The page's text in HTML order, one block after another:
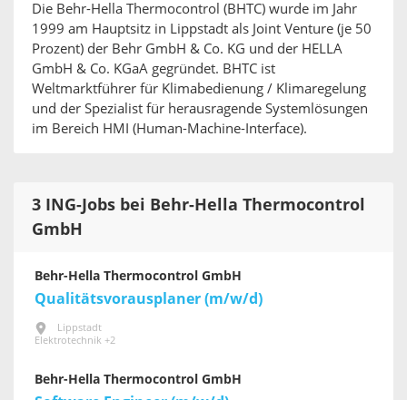
Die Behr-Hella Thermocontrol (BHTC) wurde im Jahr
1999 am Hauptsitz in Lippstadt als Joint Venture (je 50
Prozent) der Behr GmbH & Co. KG und der HELLA
GmbH & Co. KGaA gegründet. BHTC ist
Weltmarktführer für Klimabedienung / Klimaregelung
und der Spezialist für herausragende Systemlösungen
im Bereich HMI (Human-Machine-Interface).
3 ING-Jobs bei Behr-Hella Thermocontrol
GmbH
Behr-Hella Thermocontrol GmbH
Qualitätsvorausplaner (m/w/d)
Lippstadt
Elektrotechnik +2
Behr-Hella Thermocontrol GmbH